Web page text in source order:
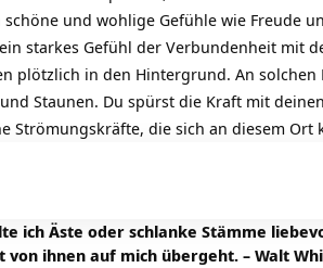
und wohlige Gefühle wie Freude
starkes Gefühl der Verbundenheit mit
plötzlich in den Hintergrund. An solchen
Staunen. Du spürst die Kraft mit
Strömungskräfte, die sich an diesem
ich Äste oder schlanke Stämme
von ihnen auf mich übergeht. – Walt